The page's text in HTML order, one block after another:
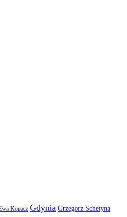
Kopacz Gdynia Grzegorz Schetyna